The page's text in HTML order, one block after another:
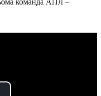
команда АПЛ –